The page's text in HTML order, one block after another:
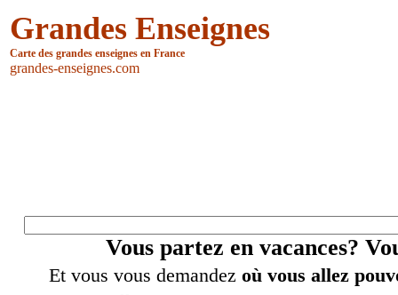
Grandes Enseignes
Carte des grandes enseignes en France
grandes-enseignes.com
Vous partez en vacances?
Et vous vous demandez où vous allez